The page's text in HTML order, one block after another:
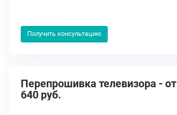
Получить консультацию
Перепрошивка телевизора - от
640 руб.